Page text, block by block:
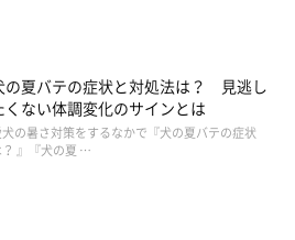
の夏バテの症状と対処法は？ 見逃し
くない体調変化のサインとは
犬の暑さ対策をするなかで『犬の夏バテの症状
？ 』『犬の夏 …